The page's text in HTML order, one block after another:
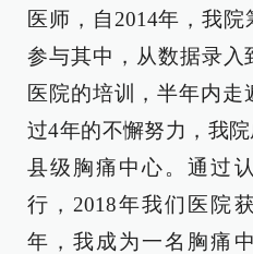
医师，自2014年，我
参与其中，从数据录
医院的培训，半年内走
过4年的不懈努力，我
县级胸痛中心。通过
行，2018年我们医院
年，我成为一名胸痛